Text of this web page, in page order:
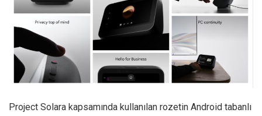
Project Solara kapsamında kullanılan rozetin Android tabanlı